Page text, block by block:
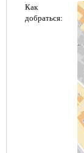
Как
добраться: